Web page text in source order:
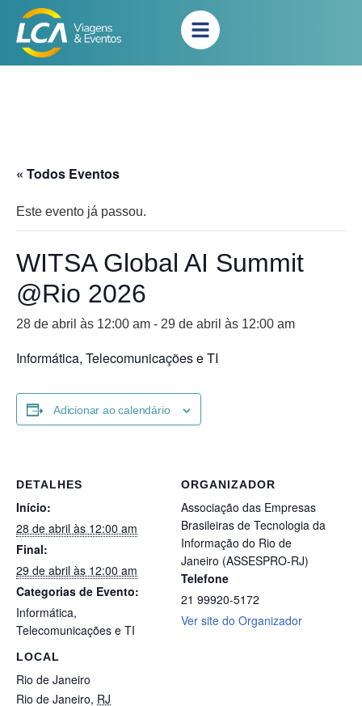
« Todos Eventos
Este evento já passou.
WITSA Global AI Summit
@Rio 2026
28 de abril às 12:00 am - 29 de abril às 12:00 am
Informática, Telecomunicações e TI
Adicionar ao calendário
DETALHES
Início:
28 de abril às 12:00 am
Final:
29 de abril às 12:00 am
Categorias de Evento:
Informática,
Telecomunicações e TI
LOCAL
Rio de Janeiro
Rio de Janeiro, RJ
ORGANIZADOR
Associação das Empresas
Brasileiras de Tecnologia da
Informação do Rio de
Janeiro (ASSESPRO-RJ)
Telefone
21 99920-5172
Ver site do Organizador